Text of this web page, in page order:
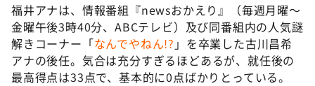
福井アナは、情報番組『newsおかえり』（毎週月曜～
金曜午後3時40分、ABCテレビ）及び同番組内の人気謎
解きコーナー「なんでやねん!? 」を卒業した古川昌希
アナの後任。気合は充分すぎるほどあるが、就任後の
最高得点は33点で、基本的に0点ばかりとっている。